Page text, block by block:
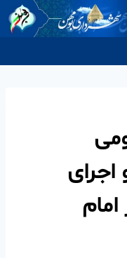
امام